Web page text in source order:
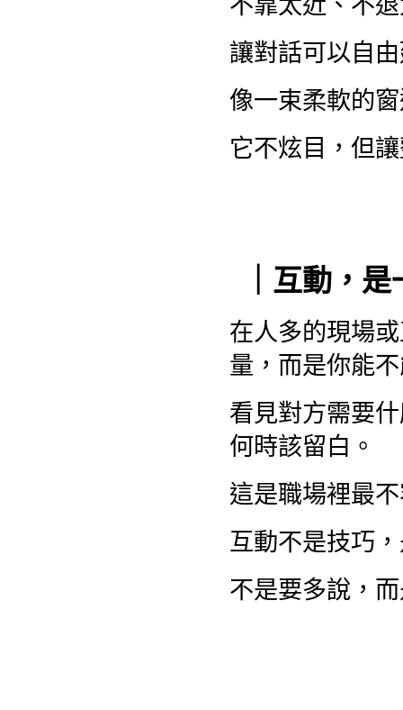
讓對話可以自
像一束柔軟的
它不炫目，但
｜互動，
在人多的現場
量，而是你能
看見對方需要
何時該留白。
這是職場裡最
互動不是技巧
不是要多說，